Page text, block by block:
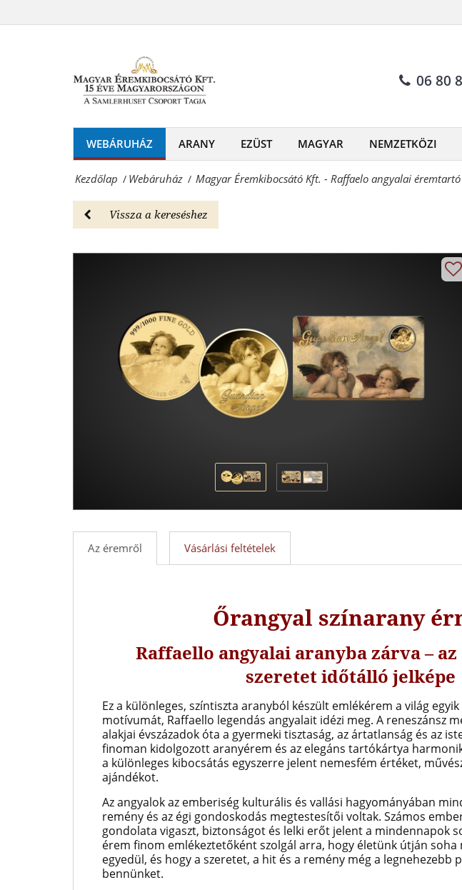
-
angyalai
éremtartó
kártyában
06 80
WEBÁRUHÁZ ARANY EZÜST MAGYAR NEMZETKÖZI
Kezdőlap / Webáruház / Magyar Éremkibocsátó Kft. - Raffaelo angyalai
Vissza a kereséshez
Az éremről Vásárlási feltételek
Őrangyal színarany
Raffaello angyalai aranyba zárva –
szeretet időtálló jelképe
Ez a különleges, színtiszta aranyból készült emlékérem a világ
motívumát, Raffaello legendás angyalait idézi meg. A reneszánsz
alakjai évszázadok óta a gyermeki tisztaság, az ártatlanság és az
finoman kidolgozott aranyérem és az elegáns tartókártya
a különleges kibocsátás egyszerre jelent nemesfém értéket,
ajándékot.
Az angyalok az emberiség kulturális és vallási hagyományában
remény és az égi gondoskodás megtestesítői voltak. Számos
gondolata vigaszt, biztonságot és lelki erőt jelent a mindennapok
érem finom emlékeztetőként szolgál arra, hogy életünk útján soha
egyedül, és hogy a szeretet, a hit és a remény még a legnehezebb
bennünket.
Webáruház
Éremkibocsátó
Érmék
forgalmazója!